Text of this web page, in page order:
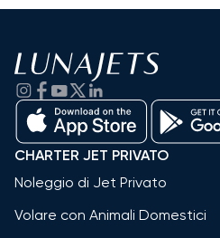
CHARTER JET PRIVATO
Noleggio di Jet Privato
Volare con Animali Domestici